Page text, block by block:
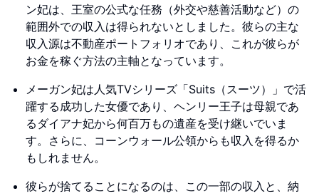
ン妃は、王室の公式な任務（外交や慈善活動など）の
範囲外での収入は得られないとしました。彼らの主な
収入源は不動産ポートフォリオであり、これが彼らが
お金を稼ぐ方法の主軸となっています。
メーガン妃は人気TVシリーズ「Suits（スーツ）」で活
躍する成功した女優であり、ヘンリー王子は母親であ
るダイアナ妃から何百万もの遺産を受け継いでいま
す。さらに、コーンウォール公領からも収入を得るか
もしれません。
彼らが捨てることになるのは、この一部の収入と、納